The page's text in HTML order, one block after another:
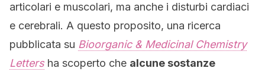
articolari e muscolari, ma anche i disturbi cardiaci
e cerebrali. A questo proposito, una ricerca
pubblicata su Bioorganic & Medicinal Chemistry
Letters ha scoperto che alcune sostanze